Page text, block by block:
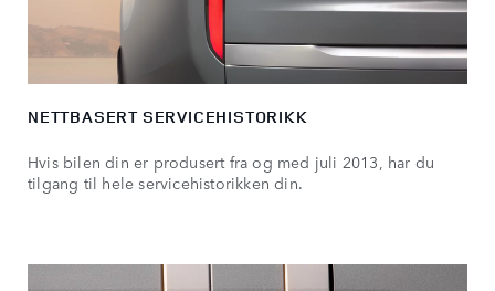
NETTBASERT SERVICEHISTORIKK
Hvis bilen din er produsert fra og med juli 2013, har du
tilgang til hele servicehistorikken din.